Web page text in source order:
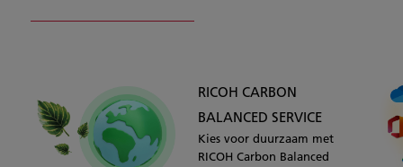
RICOH CARBON
BALANCED SERVICE
Kies voor duurzaam met
RICOH Carbon Balanced